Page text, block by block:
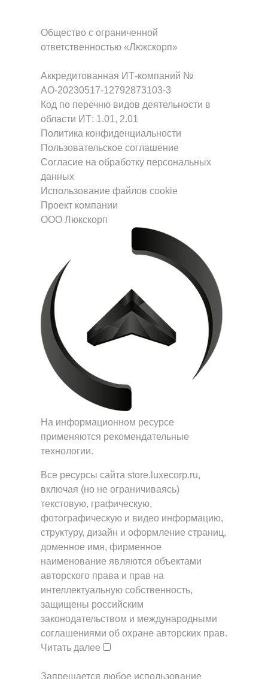
Общество с ограниченной
ответственностью «Люкскорп»
Аккредитованная ИТ-компаний №
АО-20230517-12792873103-3
Код по перечню видов деятельности в
области ИТ: 1.01, 2.01
Политика конфиденциальности
Пользовательское соглашение
Согласие на обработку персональных
данных
Использование файлов cookie
Проект компании
ООО Люкскорп
На информационном ресурсе
применяются рекомендательные
технологии.
Все ресурсы сайта store.luxecorp.ru,
включая (но не ограничиваясь)
текстовую, графическую,
фотографическую и видео информацию,
структуру, дизайн и оформление страниц,
доменное имя, фирменное
наименование являются объектами
авторского права и прав на
интеллектуальную собственность,
защищены российским
законодательством и международными
соглашениями об охране авторских прав.
Читать далее
Запрещается любое использование